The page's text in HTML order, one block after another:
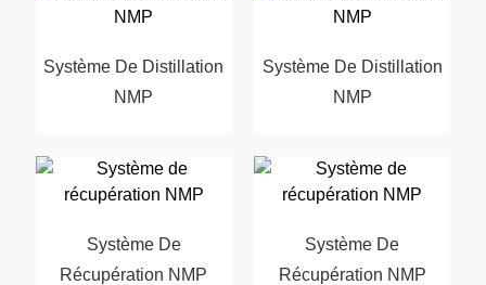
Système De Distillation
NMP
Système De Distillation
NMP
Système De
Récupération NMP
Système De
Récupération NMP